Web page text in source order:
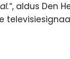
“, aldus Den